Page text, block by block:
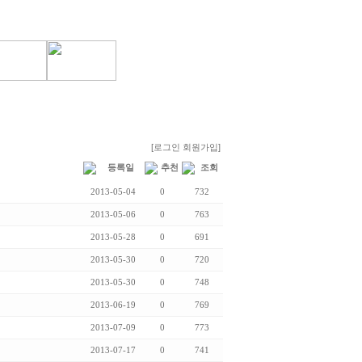
[로그인 회원가입]
등록일 추천 조회
2013-05-04 0 732
2013-05-06 0 763
2013-05-28 0 691
2013-05-30 0 720
2013-05-30 0 748
2013-06-19 0 769
2013-07-09 0 773
2013-07-17 0 741